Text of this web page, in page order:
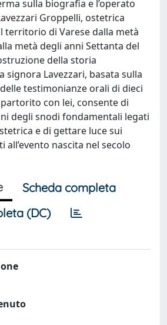
sulla biografia e l’operato
Groppelli, ostetrica
territorio di Varese dalla metà
metà degli anni Settanta del
della storia
signora Lavezzari, basata sulla
testimonianze orali di dieci
con lei, consente di
degli snodi fondamentali legati
e di gettare luce sui
all’evento nascita nel secolo
Scheda completa
(DC)